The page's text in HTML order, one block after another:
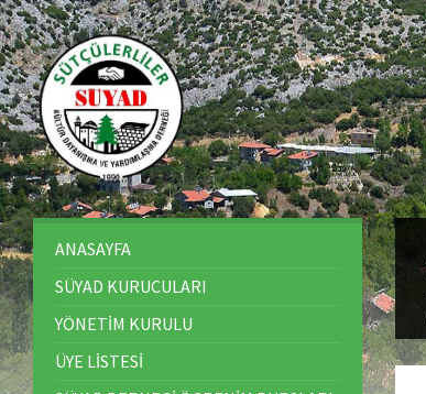
ANASAYFA
SÜYAD KURUCULARI
YÖNETİM KURULU
ÜYE LİSTESİ